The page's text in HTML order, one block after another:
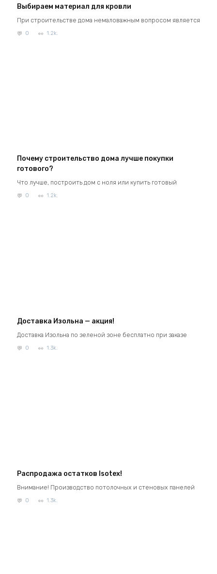
Выбираем материал для кровли
При строительстве дома немаловажным вопросом является
0 1.2k.
Почему строительство дома лучше покупки
готового?
Что лучше, построить дом с ноля или купить готовый
0 1.2k.
Доставка Изольна — акция!
Доставка Изольна по зеленой зоне бесплатно при заказе
0 1.3k.
Распродажа остатков Isotex!
Внимание! Производство потолочных и стеновых панелей
0 1.3k.